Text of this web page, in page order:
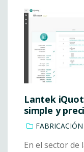
Lantek
simple y
En el sector de